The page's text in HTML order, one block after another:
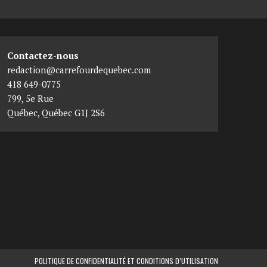
Contactez-nous
redaction@carrefourdequebec.com
418 649-0775
799, 5e Rue
Québec,Québec G1J 2S6
POLITIQUE DE CONFIDENTIALITÉ ET CONDITIONS D’UTILISATION